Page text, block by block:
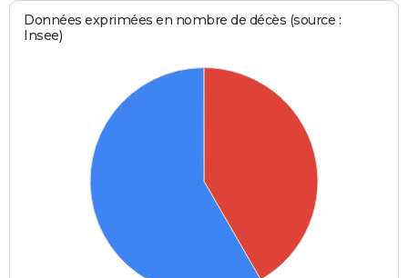
Données exprimées en nombre de décès (source :
Insee)